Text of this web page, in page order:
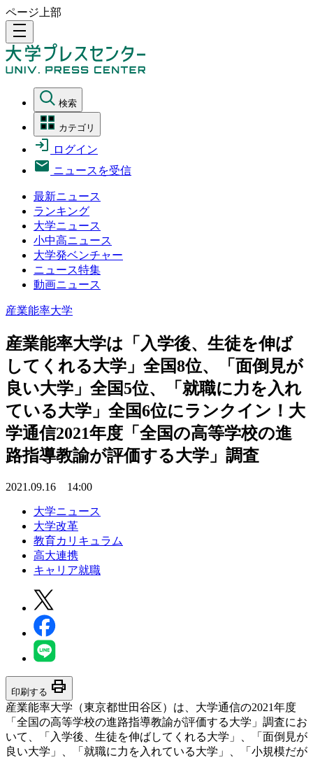
ページ上部
density_medium
検索
カテゴリ
ログイン
ニュースを受信
最新ニュース
ランキング
大学ニュース
小中高ニュース
大学発ベンチャー
ニュース特集
動画ニュース
産業能率大学
産業能率大学は「入学後、生徒を伸ば
してくれる大学」全国8位、「面倒見が
良い大学」全国5位、「就職に力を入れ
ている大学」全国6位にランクイン！大
学通信2021年度「全国の高等学校の進
路指導教諭が評価する大学」調査
2021.09.16 14:00
大学ニュース
大学改革
教育カリキュラム
高大連携
キャリア就職
印刷する print
産業能率大学（東京都世田谷区）は、大学通信の2021年度
「全国の高等学校の進路指導教諭が評価する大学」調査にお
いて、「入学後、生徒を伸ばしてくれる大学」、「面倒見が
良い大学」、「就職に力を入れている大学」、「小規模だが